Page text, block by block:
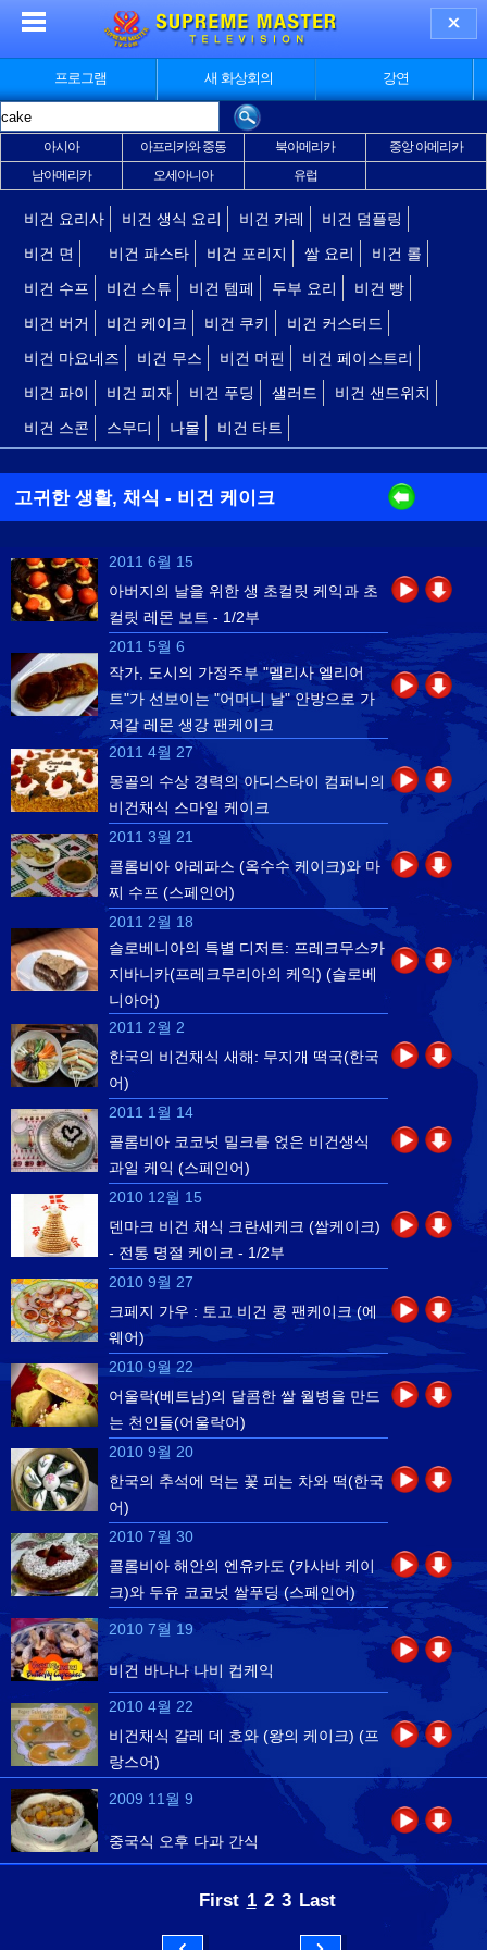
프로그램 새 화상회의 강연
아시아 아프리카와 중동 북아메리카
중앙 아메리카
남아메리카
오세아니아 유럽
비건 요리사 비건 생식 요리 비건 카레
비건 덤플링
비건 면
비건 파스타 비건 포리지 쌀 요리
비건 롤
비건 수프
비건 스튜 비건 템페 두부 요리
비건 빵
비건 버거
비건 케이크 비건 쿠키
비건 커스터드
비건 마요네즈
비건 무스 비건 머핀
비건 페이스트리
비건 파이
비건 피자 비건 푸딩 샐러드
비건 샌드위치
비건 스콘
스무디 나물 비건 타트
고귀한 생활, 채식 - 비건 케이크
2011 6월 15
아버지의 날을 위한 생 초컬릿 케익과 초
컬릿 레몬 보트 - 1/2부
2011 5월 6
작가, 도시의 가정주부 "멜리사 엘리어
트"가 선보이는 "어머니 날" 안방으로 가
져갈 레몬 생강 팬케이크
2011 4월 27
몽골의 수상 경력의 아디스타이 컴퍼니의
비건채식 스마일 케이크
2011 3월 21
콜롬비아 아레파스 (옥수수 케이크)와 마
찌 수프 (스페인어)
2011 2월 18
슬로베니아의 특별 디저트: 프레크무스카
지바니카(프레크무리아의 케익) (슬로베
니아어)
2011 2월 2
한국의 비건채식 새해: 무지개 떡국(한국
어)
2011 1월 14
콜롬비아 코코넛 밀크를 얹은 비건생식
과일 케익 (스페인어)
2010 12월 15
덴마크 비건 채식 크란세케크 (쌀케이크)
- 전통 명절 케이크 - 1/2부
2010 9월 27
크페지 가우 : 토고 비건 콩 팬케이크 (에
웨어)
2010 9월 22
어울락(베트남)의 달콤한 쌀 월병을 만드
는 천인들(어울락어)
2010 9월 20
한국의 추석에 먹는 꽃 피는 차와 떡(한국
어)
2010 7월 30
콜롬비아 해안의 엔유카도 (카사바 케이
크)와 두유 코코넛 쌀푸딩 (스페인어)
2010 7월 19
비건 바나나 나비 컵케익
2010 4월 22
비건채식 걀레 데 호와 (왕의 케이크) (프
랑스어)
2009 11월 9
중국식 오후 다과 간식
First 1 2 3 Last